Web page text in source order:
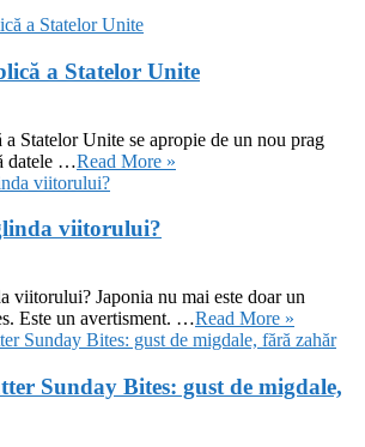
a Statelor Unite
Statelor Unite se apropie de un nou prag
datele …Read More »
viitorului?
viitorului? Japonia nu mai este doar un
Este un avertisment. …Read More »
Sunday Bites: gust de migdale,